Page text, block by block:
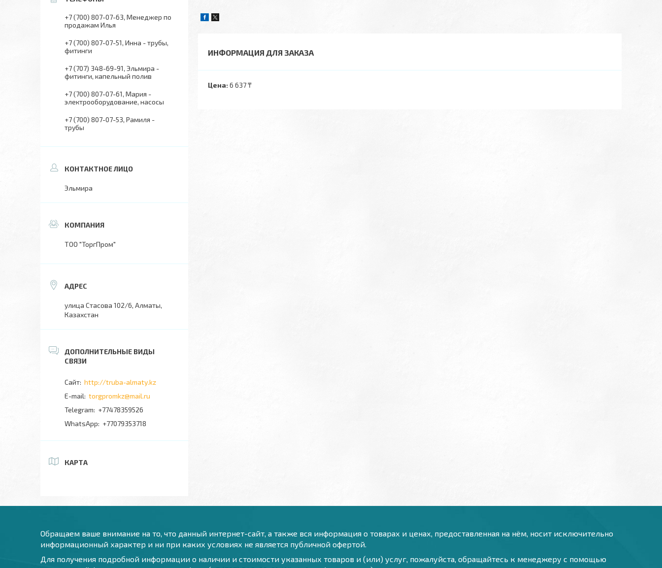
ИНФОРМАЦИЯ ДЛЯ ЗАКАЗА
Цена: 6 637 ₸
+7 (700) 807-07-63 Менеджер по
продажам Илья
+7 (700) 807-07-51 Инна - трубы,
фитинги
+7 (707) 348-69-91 Эльмира -
фитинги, капельный полив
+7 (700) 807-07-61 Мария -
электрооборудование, насосы
+7 (700) 807-07-53 Рамиля -
трубы
Эльмира
ТОО "ТоргПром"
улица Стасова 102/6, Алматы,
Казахстан
http://truba-almaty.kz
torgpromkz@mail.ru
+77478359526
+77079353718
КАРТА
Обращаем ваше внимание на то, что данный интернет-сайт, а также вся информация о товарах и ценах, предоставленная на нём, носит исключительно
информационный характер и ни при каких условиях не является публичной офертой.
Для получения подробной информации о наличии и стоимости указанных товаров и (или) услуг, пожалуйста, обращайтесь к менеджеру с помощью